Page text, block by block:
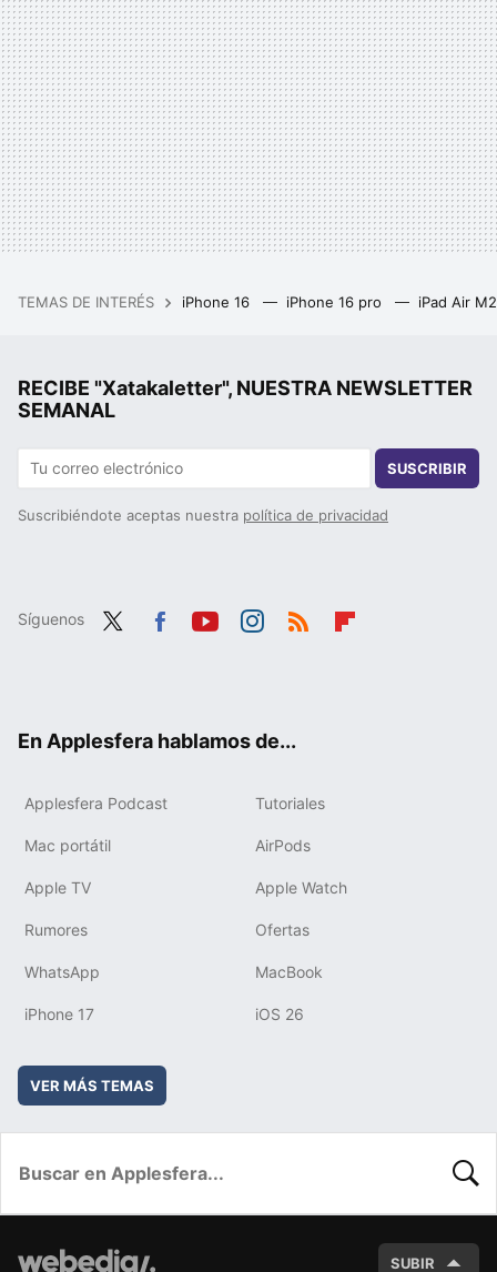
TEMAS DE INTERÉS iPhone 16 iPhone 16 pro iPad Air
RECIBE "Xatakaletter", NUESTRA NEWSLETTER
SEMANAL
SUSCRIBIR
Suscribiéndote aceptas nuestra política de privacidad
Síguenos
En Applesfera hablamos de...
Applesfera Podcast Tutoriales
Mac portátil AirPods
Apple TV Apple Watch
Rumores Ofertas
WhatsApp MacBook
iPhone 17 iOS 26
VER MÁS TEMAS
SUBIR